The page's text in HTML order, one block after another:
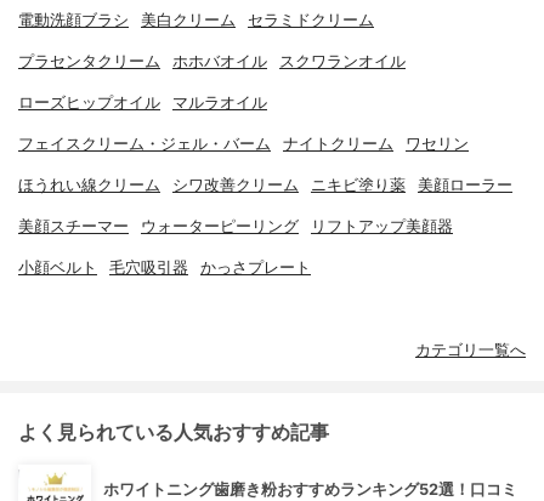
電動洗顔ブラシ 美白クリーム セラミドクリーム
プラセンタクリーム ホホバオイル スクワランオイル
ローズヒップオイル マルラオイル
フェイスクリーム・ジェル・バーム ナイトクリーム ワセリン
ほうれい線クリーム シワ改善クリーム ニキビ塗り薬 美顔ローラー
美顔スチーマー ウォーターピーリング リフトアップ美顔器
小顔ベルト 毛穴吸引器 かっさプレート
カテゴリ一覧へ
よく見られている人気おすすめ記事
ホワイトニング歯磨き粉おすすめランキング52選！口コミ